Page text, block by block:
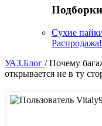
Сухие
Распродажа!
УАЗ.Блог / Почему
открывается не в ту